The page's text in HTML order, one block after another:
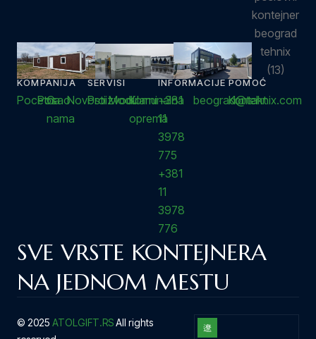
KOMPANIJA
Pocetna
Posao
O
nama
Novosti
SERVISI
Proizvodi
Modularni
Komunalna
oprema
INFORMACIJE
+381
11
3978
775
+381
11
3978
776
beograd@tehnix.com
POMOĆ
Kontakt
SVE VRSTE KONTEJNERA
NA JEDNOM MESTU
© 2025 ATOLGIFT.RSAll rights